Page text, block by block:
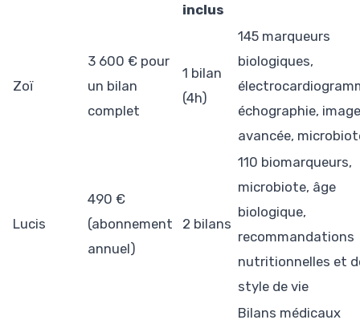
inclus
Zoï
3 600 € pour
un bilan
complet
1 bilan
(4h)
145 marqueurs
biologiques,
échographie,
avancée,
Lucis
490 €
(abonnement
annuel)
2 bilans
110 biomarqueurs,
microbiote, âge
biologique,
recommandations
nutritionnelles et
style de vie
Bilans médicaux